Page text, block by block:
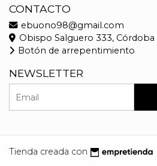
CONTACTO
ebuono98@gmail.com
Obispo Salguero 333, Córdoba
Botón de arrepentimiento
NEWSLETTER
Tienda creada con